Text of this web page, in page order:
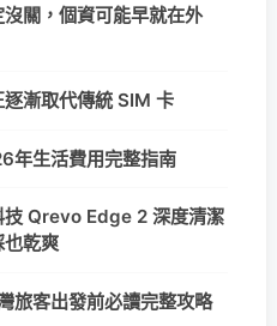
關，個資可能早就在外
漸取代傳統 SIM 卡
年生活費用完整指南
技 Qrevo Edge 2 深度清潔
也乾爽
旅客出發前必讀完整攻略